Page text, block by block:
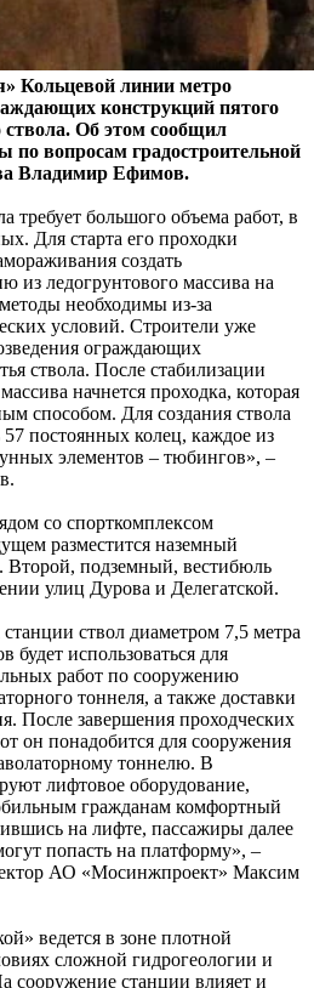
Кольцевой линии метро
конструкций пятого
ствола. Об этом сообщил
по вопросам градостроительной
Владимир Ефимов.
требует большого объема работ, в
Для старта его проходки
создать
из ледогрунтового массива на
необходимы из-за
условий. Строители уже
ограждающих
ствола. После стабилизации
начнется проходка, которая
способом. Для создания ствола
57 постоянных колец, каждое из
элементов – тюбингов», –
со спорткомплексом
разместится наземный
Второй, подземный, вестибюль
улиц Дурова и Делегатской.
ствол диаметром 7,5 метра
будет использоваться для
работ по сооружению
тоннеля, а также доставки
После завершения проходческих
он понадобится для сооружения
тоннелю. В
лифтовое оборудование,
гражданам комфортный
на лифте, пассажиры далее
попасть на платформу», –
АО «Мосинжпроект» Максим
ведется в зоне плотной
сложной гидрогеологии и
сооружение станции влияет и